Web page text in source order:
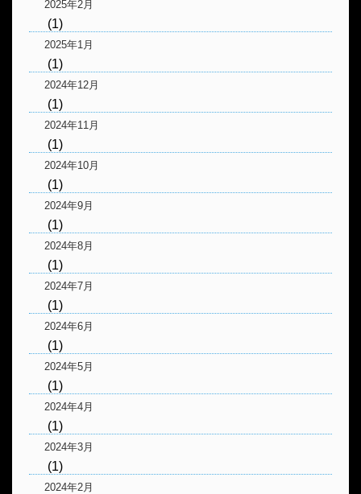
2025年2月
(1)
2025年1月
(1)
2024年12月
(1)
2024年11月
(1)
2024年10月
(1)
2024年9月
(1)
2024年8月
(1)
2024年7月
(1)
2024年6月
(1)
2024年5月
(1)
2024年4月
(1)
2024年3月
(1)
2024年2月